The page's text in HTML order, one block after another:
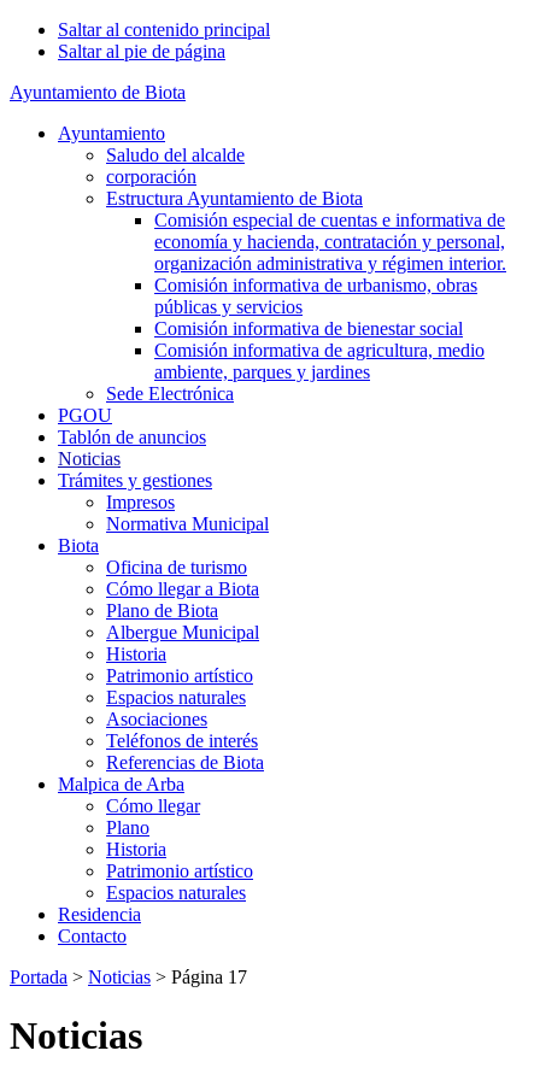
Saltar al contenido principal
Saltar al pie de página
Ayuntamiento de Biota
Ayuntamiento
Saludo del alcalde
corporación
Estructura Ayuntamiento de Biota
Comisión especial de cuentas e informativa de
economía y hacienda, contratación y personal,
organización administrativa y régimen interior.
Comisión informativa de urbanismo, obras
públicas y servicios
Comisión informativa de bienestar social
Comisión informativa de agricultura, medio
ambiente, parques y jardines
Sede Electrónica
PGOU
Tablón de anuncios
Noticias
Trámites y gestiones
Impresos
Normativa Municipal
Biota
Oficina de turismo
Cómo llegar a Biota
Plano de Biota
Albergue Municipal
Historia
Patrimonio artístico
Espacios naturales
Asociaciones
Teléfonos de interés
Referencias de Biota
Malpica de Arba
Cómo llegar
Plano
Historia
Patrimonio artístico
Espacios naturales
Residencia
Contacto
Portada > Noticias > Página 17
Noticias